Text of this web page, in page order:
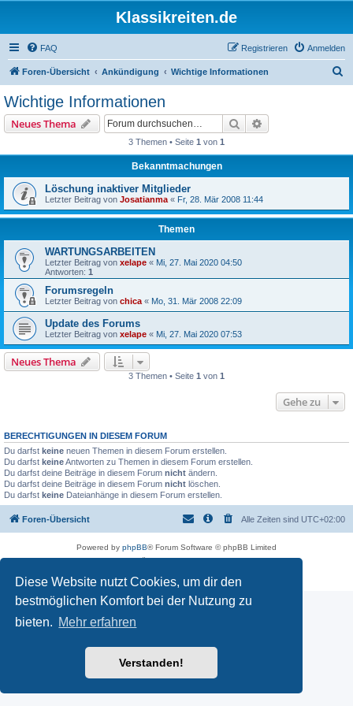
Diese Website nutzt Cookies, um dir den
bestmöglichen Komfort bei der Nutzung zu
bieten. Mehr erfahren
Verstanden!
Klassikreiten.de
FAQ Anmelden
Registrieren
Foren-Übersicht Ankündigung Wichtige Informationen
Wichtige Informationen
Neues Thema Suche
3 Themen • Seite 1 von 1
Bekanntmachungen
Löschung inaktiver Mitglieder
Letzter Beitrag von Josatianma « Fr, 28. Mär 2008 11:44
Themen
WARTUNGSARBEITEN
Letzter Beitrag von xelape « Mi, 27. Mai 2020 04:50
Antworten: 1
Forumsregeln
Letzter Beitrag von chica « Mo, 31. Mär 2008 22:09
Update des Forums
Letzter Beitrag von xelape « Mi, 27. Mai 2020 07:53
Neues Thema
3 Themen • Seite 1 von 1
Gehe zu
BERECHTIGUNGEN IN DIESEM FORUM
Du darfst keine neuen Themen in diesem Forum erstellen.
Du darfst keineAntworten zu Themen in diesem Forum erstellen.
Du darfst deine Beiträge in diesem Forum nicht ändern.
Du darfst deine Beiträge in diesem Forum nicht löschen.
Du darfst keine Dateianhänge in diesem Forum erstellen.
Foren-Übersicht Alle Zeiten sind UTC+02:00
Powered by phpBB® Forum Software © phpBB Limited
Datenschutz |Nutzungsbedingungen